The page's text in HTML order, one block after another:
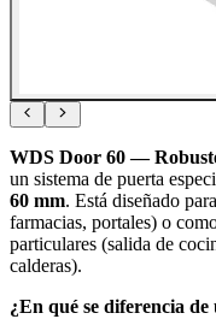
WDS Door 60 —
un sistema de puerta
60 mm. Está diseñado
farmacias, portales) o
particulares (salida de
calderas).
¿En qué se diferencia